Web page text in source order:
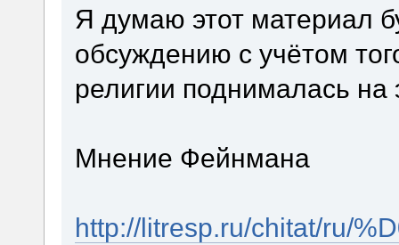
Я думаю этот материал
обсуждению с учётом
религии поднималась на
Мнение Фейнмана
http://litresp.ru/chitat/ru/